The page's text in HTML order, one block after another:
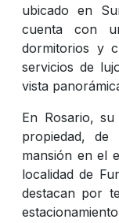
ubicado en
cuenta con
dormitorios y
servicios de
vista
En Rosario,
propiedad,
mansión en el
localidad de
destacan por